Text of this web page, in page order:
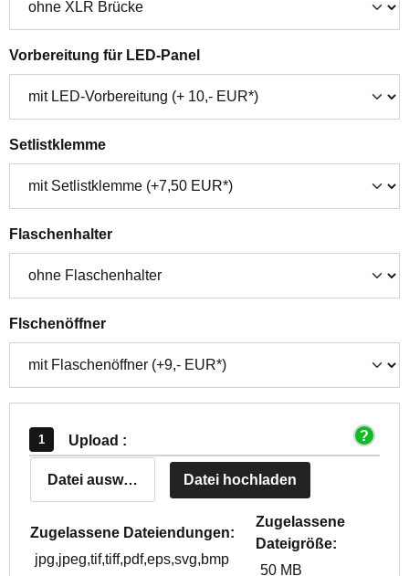
Vorbereitung für LED-Panelauswählen
Setlistklemmeauswählen
Flaschenhalterauswählen
Flschenöffnerauswählen
Upload :
Datei auswählen Datei hochladen
Zugelassene Dateiendungen:
jpg,jpeg,tif,tiff,pdf,eps,svg,bmp
Zugelassene
Dateigröße:
50 MB